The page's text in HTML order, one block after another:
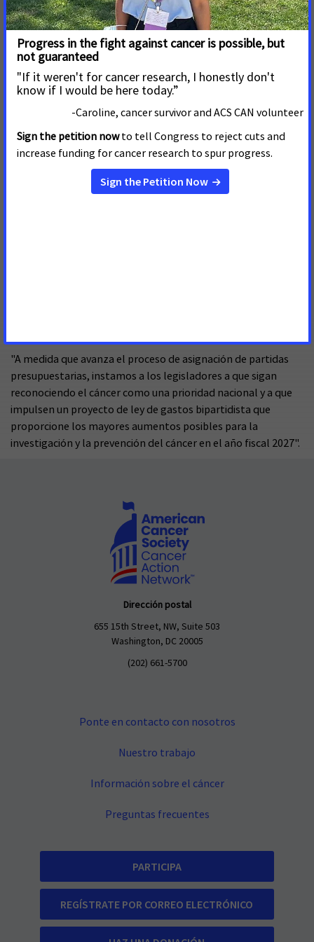
compromiso con los pacientes de cáncer, los sobrevivientes y
sus familias, así como con las personas en riesgo de padecer
de cáncer. También nos complace ver el apoyo a la ARPA-H y
su importante papel a la hora de impulsar la innovación en la
investigación biomédica.
"Asimismo, agradecemos al comité por haber dado prioridad
a la financiación de las pruebas de detección y la prevención
del cáncer, junto con una financiación que se mantenga,
como mínimo, al mismo nivel para los programas de
prevención y abandono del consumo de tabaco de los CDC.
Estas inversiones contribuyen a reducir el sufrimiento por
"A medida que avanza el proceso de asignación de partidas
presupuestarias, instamos a los legisladores a que sigan
reconociendo el cáncer como una prioridad nacional y a que
impulsen un proyecto de ley de gastos bipartidista que
proporcione los mayores aumentos posibles para la
investigación y la prevención del cáncer en el año fiscal 2027".
Dirección postal
655 15th Street, NW, Suite 503
Washington, DC 20005
(202) 661-5700
Ponte en contacto con nosotros
Nuestro trabajo
Información sobre el cáncer
Preguntas frecuentes
PARTICIPA
REGÍSTRATE POR CORREO ELECTRÓNICO